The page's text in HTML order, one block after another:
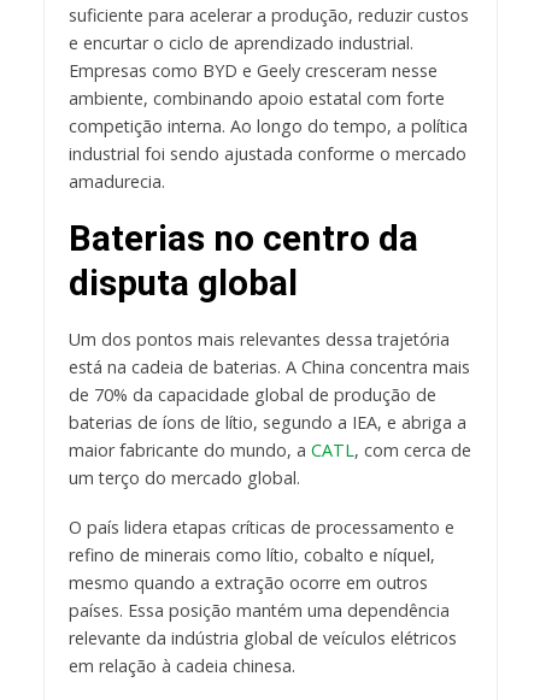
suficiente para acelerar a produção, reduzir custos
e encurtar o ciclo de aprendizado industrial.
Empresas como BYD e Geely cresceram nesse
ambiente, combinando apoio estatal com forte
competição interna. Ao longo do tempo, a política
industrial foi sendo ajustada conforme o mercado
amadurecia.
Baterias no centro da
disputa global
Um dos pontos mais relevantes dessa trajetória
está na cadeia de baterias. A China concentra mais
de 70% da capacidade global de produção de
baterias de íons de lítio, segundo a IEA, e abriga a
maior fabricante do mundo, a CATL, com cerca de
um terço do mercado global.
O país lidera etapas críticas de processamento e
refino de minerais como lítio, cobalto e níquel,
mesmo quando a extração ocorre em outros
países. Essa posição mantém uma dependência
relevante da indústria global de veículos elétricos
em relação à cadeia chinesa.